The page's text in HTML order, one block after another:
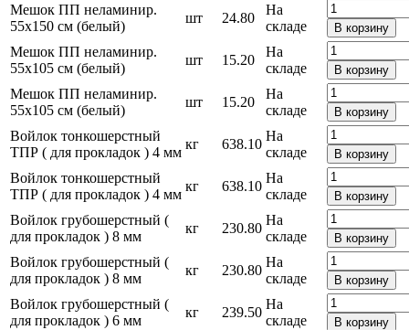
Мешок ПП неламинир.
55х150 см (белый)
шт 24.80
На
складе
В корзину
Мешок ПП неламинир.
55х105 см (белый)
шт 15.20
На
складе
В корзину
Мешок ПП неламинир.
55х105 см (белый)
шт 15.20
На
складе
В корзину
Войлок тонкошерстный
ТПР ( для прокладок ) 4 мм
кг 638.10
На
складе
В корзину
Войлок тонкошерстный
ТПР ( для прокладок ) 4 мм
кг 638.10
На
складе
В корзину
Войлок грубошерстный (
для прокладок ) 8 мм
кг 230.80
На
складе
В корзину
Войлок грубошерстный (
для прокладок ) 8 мм
кг 230.80
На
складе
В корзину
Войлок грубошерстный (
для прокладок ) 6 мм
кг 239.50
На
складе
В корзину